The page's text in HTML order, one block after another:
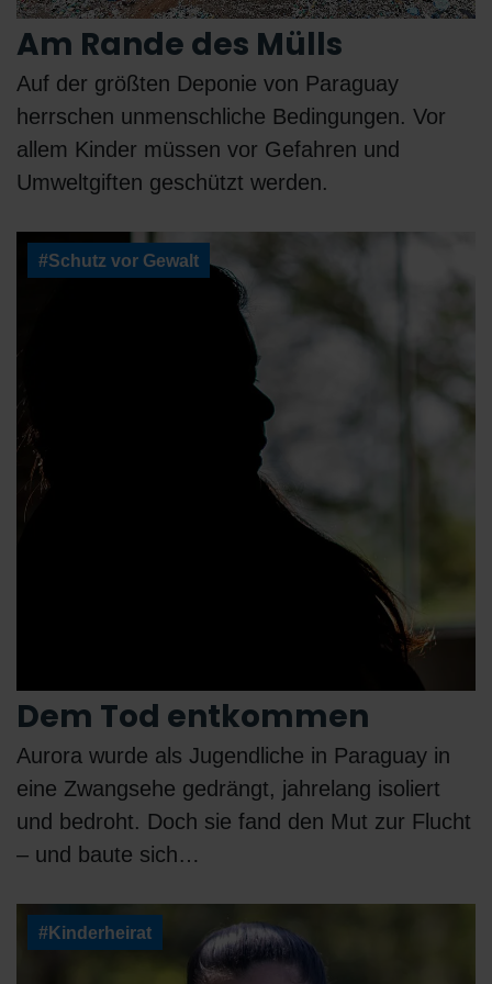
Am Rande des Mülls
Auf der größten Deponie von Paraguay
herrschen unmenschliche Bedingungen. Vor
allem Kinder müssen vor Gefahren und
Umweltgiften geschützt werden.
#Schutz vor Gewalt
Dem Tod entkommen
Aurora wurde als Jugendliche in Paraguay in
eine Zwangsehe gedrängt, jahrelang isoliert
und bedroht. Doch sie fand den Mut zur Flucht
– und baute sich…
#Kinderheirat